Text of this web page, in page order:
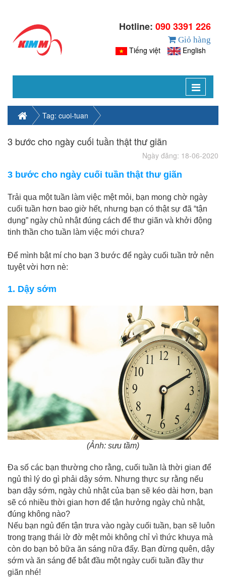
Hotline: 090 3391 226
Giỏ hàng
Tiếng việt English
Toggle
Tag: cuoi-tuan
3 bước cho ngày cuối tuần thật thư giãn
Ngày đăng: 18-06-2020
3 bước cho ngày cuối tuần thật thư giãn
Trải qua một tuần làm việc mệt mỏi, bạn mong chờ ngày
cuối tuần hơn bao giờ hết, nhưng bạn có thật sự đã “tận
dụng” ngày chủ nhật đúng cách để thư giãn và khởi động
tinh thần cho tuần làm việc mới chưa?
Để mình bật mí cho bạn 3 bước để ngày cuối tuần trở nên
tuyệt vời hơn nè:
1. Dậy sớm
(Ảnh: sưu tầm)
Đa số các bạn thường cho rằng, cuối tuần là thời gian để
ngủ thì lý do gì phải dậy sớm. Nhưng thực sự rằng nếu
bạn dậy sớm, ngày chủ nhật của bạn sẽ kéo dài hơn, bạn
sẽ có nhiều thời gian hơn để tận hưởng ngày chủ nhật,
đúng không nào?
Nếu bạn ngủ đến tận trưa vào ngày cuối tuần, bạn sẽ luôn
trong trạng thái lờ đờ mệt mỏi không chỉ vì thức khuya mà
còn do bạn bỏ bữa ăn sáng nữa đấy. Bạn đừng quên, dậy
sớm và ăn sáng để bắt đầu một ngày cuối tuần đầy thư
giãn nhé!